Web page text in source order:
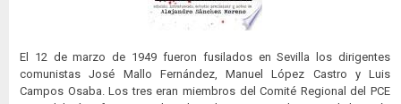
El 12 de marzo de 1949 fueron fusilados en Sevilla los dirigentes
comunistas José Mallo Fernández, Manuel López Castro y Luis
Campos Osaba. Los tres eran miembros del Comité Regional del PCE